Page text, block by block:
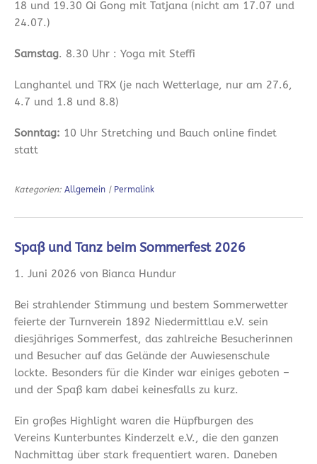
18 und 19.30 Qi Gong mit Tatjana (nicht am 17.07 und
24.07.)
Samstag. 8.30 Uhr : Yoga mit Steffi
Langhantel und TRX (je nach Wetterlage, nur am 27.6,
4.7 und 1.8 und 8.8)
Sonntag: 10 Uhr Stretching und Bauch online findet
statt
Kategorien: Allgemein | Permalink
Spaß und Tanz beim Sommerfest 2026
1. Juni 2026 von Bianca Hundur
Bei strahlender Stimmung und bestem Sommerwetter
feierte der Turnverein 1892 Niedermittlau e.V. sein
diesjähriges Sommerfest, das zahlreiche Besucherinnen
und Besucher auf das Gelände der Auwiesenschule
lockte. Besonders für die Kinder war einiges geboten –
und der Spaß kam dabei keinesfalls zu kurz.
Ein großes Highlight waren die Hüpfburgen des
Vereins Kunterbuntes Kinderzelt e.V., die den ganzen
Nachmittag über stark frequentiert waren. Daneben